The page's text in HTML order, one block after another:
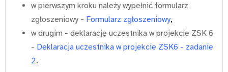
w pierwszym kroku należy wypełnić formularz
zgłoszeniowy - Formularz zgłoszeniowy,
w drugim - deklarację uczestnika w projekcie ZSK 6
- Deklaracja uczestnika w projekcie ZSK6 - zadanie
2.